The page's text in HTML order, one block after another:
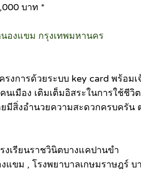
บาท *
องแขม กรุงเทพมหานคร
งการด้วยระบบ key card พร้อ
เมือง เติมเต็มอิสระในการใช้ชีวิต
สิ่งอำนวยความสะดวกครบครั
งเรียนราชวินิตบางแคปานขำ
แขม , โรงพยาบาลเกษมราษฎร์ บ